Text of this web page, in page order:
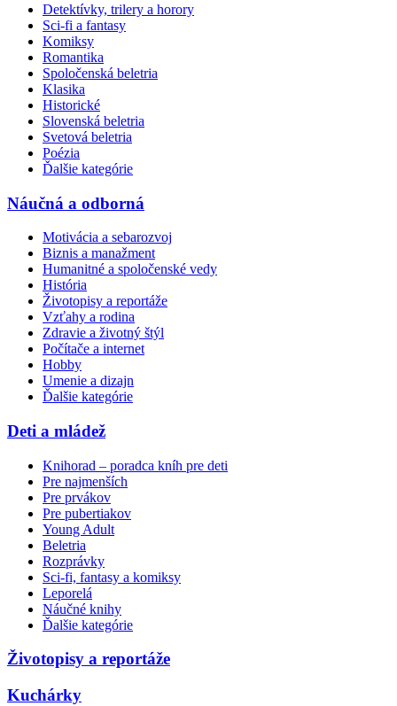
Detektívky, trilery a horory
Sci-fi a fantasy
Komiksy
Romantika
Spoločenská beletria
Klasika
Historické
Slovenská beletria
Svetová beletria
Poézia
Ďalšie kategórie
Náučná a odborná
Motivácia a sebarozvoj
Biznis a manažment
Humanitné a spoločenské vedy
História
Životopisy a reportáže
Vzťahy a rodina
Zdravie a životný štýl
Počítače a internet
Hobby
Umenie a dizajn
Ďalšie kategórie
Deti a mládež
Knihorad – poradca kníh pre deti
Pre najmenších
Pre prvákov
Pre pubertiakov
Young Adult
Beletria
Rozprávky
Sci-fi, fantasy a komiksy
Leporelá
Náučné knihy
Ďalšie kategórie
Životopisy a reportáže
Kuchárky